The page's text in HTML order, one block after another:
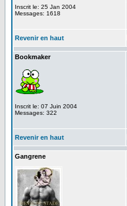
Inscrit le: 25 Jan 2004
Messages: 1618
Revenir en haut
Bookmaker
Inscrit le: 07 Juin 2004
Messages: 322
Revenir en haut
Gangrene